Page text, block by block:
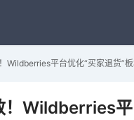
Wildberries平台优化“买家退货”
！Wildberries